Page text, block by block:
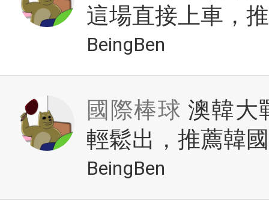
這場直接上車，
BeingBen
國際棒球 澳韓大
輕鬆出，推薦韓
BeingBen